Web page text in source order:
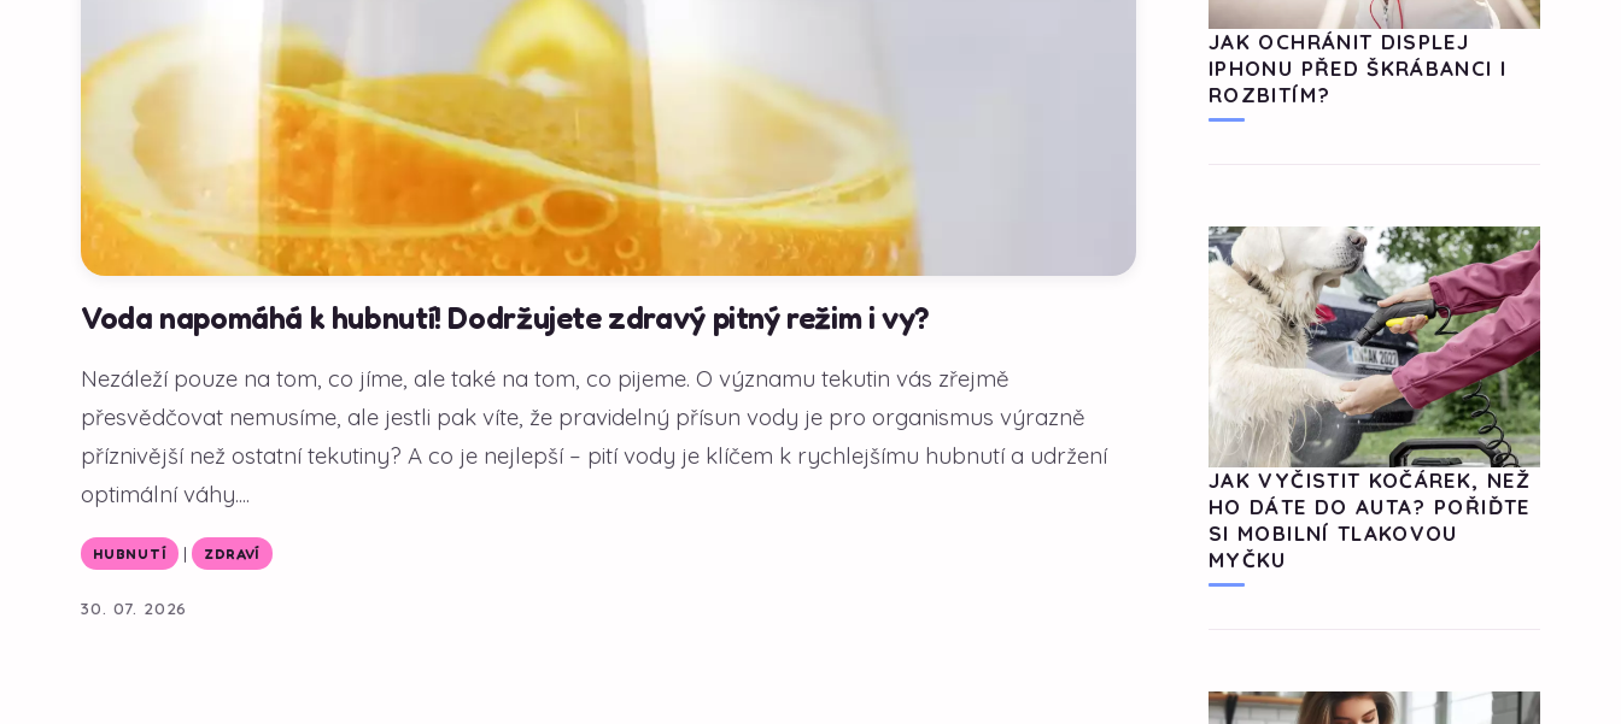
Voda napomáhá k hubnutí! Dodržujete zdravý pitný režim i vy?
Nezáleží pouze na tom, co jíme, ale také na tom, co pijeme. O významu tekutin vás zřejmě
přesvědčovat nemusíme, ale jestli pak víte, že pravidelný přísun vody je pro organismus výrazně
příznivější než ostatní tekutiny? A co je nejlepší – pití vody je klíčem k rychlejšímu hubnutí a udržení
optimální váhy....
HUBNUTÍ | ZDRAVÍ
30. 07. 2026
JAK OCHRÁNIT DISPLEJ
IPHONU PŘED ŠKRÁBANCI I
ROZBITÍM?
JAK VYČISTIT KOČÁREK, NEŽ
HO DÁTE DO AUTA? POŘIĎTE
SI MOBILNÍ TLAKOVOU
MYČKU